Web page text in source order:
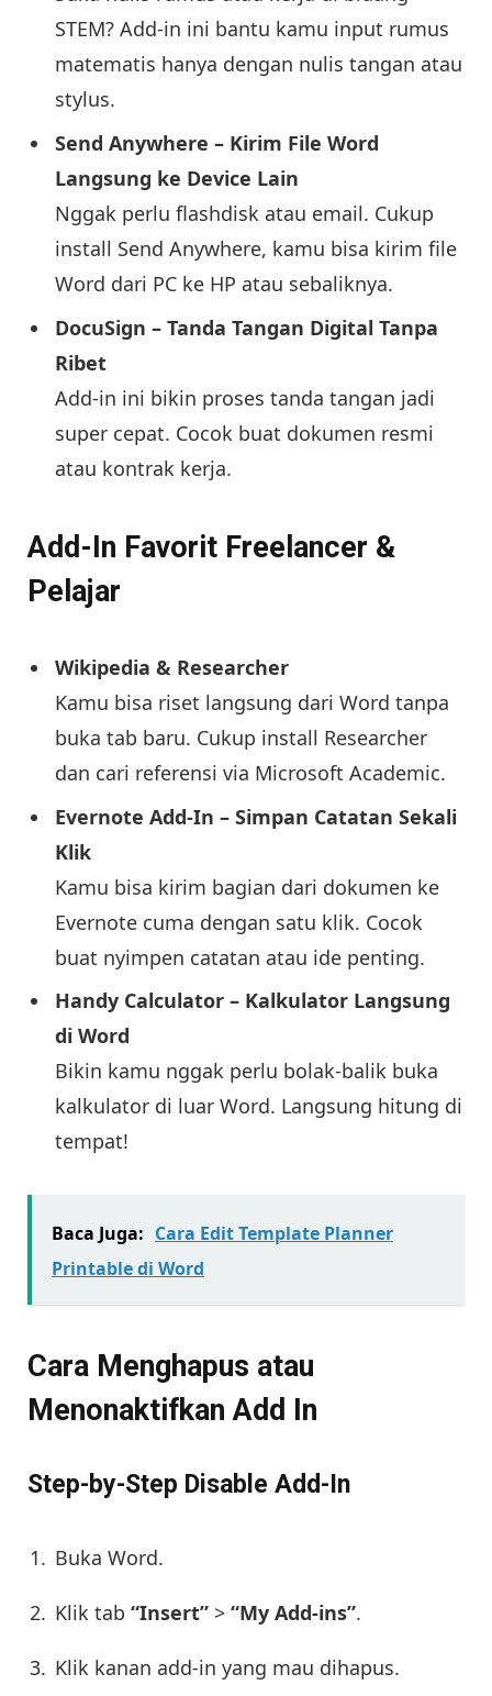
STEM? Add-in ini bantu kamu input rumus
matematis hanya dengan nulis tangan atau
stylus.
Send Anywhere – Kirim File Word
Langsung ke Device Lain
Nggak perlu flashdisk atau email. Cukup
install Send Anywhere, kamu bisa kirim file
Word dari PC ke HP atau sebaliknya.
DocuSign – Tanda Tangan Digital Tanpa
Ribet
Add-in ini bikin proses tanda tangan jadi
super cepat. Cocok buat dokumen resmi
atau kontrak kerja.
Add-In Favorit Freelancer &
Pelajar
Wikipedia & Researcher
Kamu bisa riset langsung dari Word tanpa
buka tab baru. Cukup install Researcher
dan cari referensi via Microsoft Academic.
Evernote Add-In – Simpan Catatan Sekali
Klik
Kamu bisa kirim bagian dari dokumen ke
Evernote cuma dengan satu klik. Cocok
buat nyimpen catatan atau ide penting.
Handy Calculator – Kalkulator Langsung
di Word
Bikin kamu nggak perlu bolak-balik buka
kalkulator di luar Word. Langsung hitung di
tempat!
Baca Juga: Cara Edit Template Planner
Printable di Word
Cara Menghapus atau
Menonaktifkan Add In
Step-by-Step Disable Add-In
Buka Word.
Klik tab “Insert” > “My Add-ins”.
Klik kanan add-in yang mau dihapus.